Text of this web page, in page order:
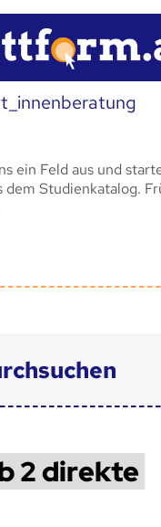
ein Feld aus und
dem Studienkatalog.
2 direkte